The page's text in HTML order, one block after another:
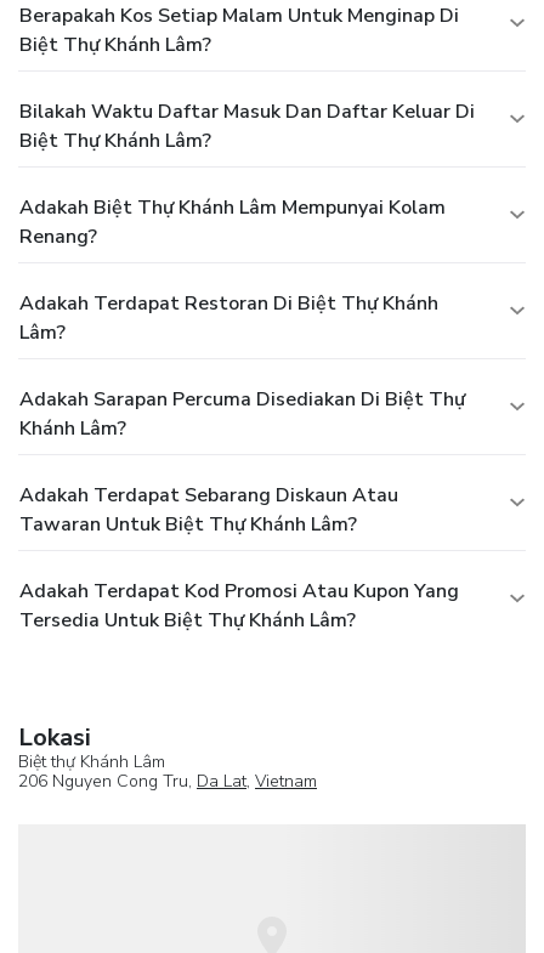
Berapakah Kos Setiap Malam Untuk Menginap Di
Biệt Thự Khánh Lâm?
Bilakah Waktu Daftar Masuk Dan Daftar Keluar Di
Biệt Thự Khánh Lâm?
Adakah Biệt Thự Khánh Lâm Mempunyai Kolam
Renang?
Adakah Terdapat Restoran Di Biệt Thự Khánh
Lâm?
Adakah Sarapan Percuma Disediakan Di Biệt Thự
Khánh Lâm?
Adakah Terdapat Sebarang Diskaun Atau
Tawaran Untuk Biệt Thự Khánh Lâm?
Adakah Terdapat Kod Promosi Atau Kupon Yang
Tersedia Untuk Biệt Thự Khánh Lâm?
Lokasi
Biệt thự Khánh Lâm
206 Nguyen Cong Tru, Da Lat, Vietnam